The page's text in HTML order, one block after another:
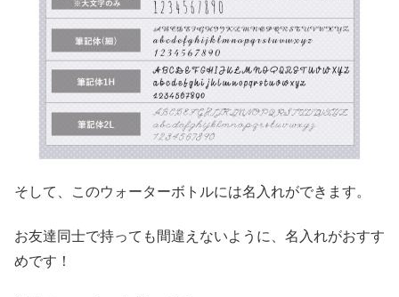
そして、このウォーターボトルには名入れができます。
お友達同士で持っても間違えないように、名入れがおすす
めです！